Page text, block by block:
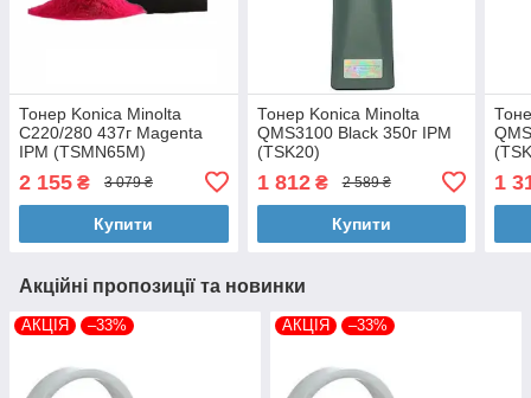
Тонер Konica Minolta
C220/280 437г Magenta
IPM (TSMN65M)
2 155 ₴ 3 079 ₴
Купити
Тонер Konica Minolta
QMS3100 Black 350г IPM
(TSK20)
1 812₴ 2 589 ₴
Купити
1
Акційні пропозиції та новинки
АКЦІЯ –33% АКЦІЯ –33%